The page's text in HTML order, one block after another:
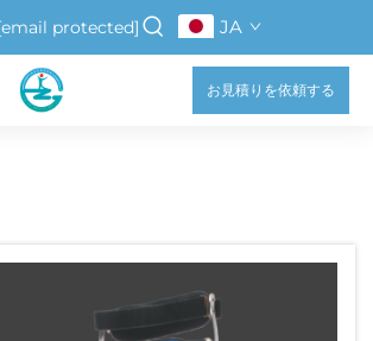
protected] JA
お見積りを依頼する